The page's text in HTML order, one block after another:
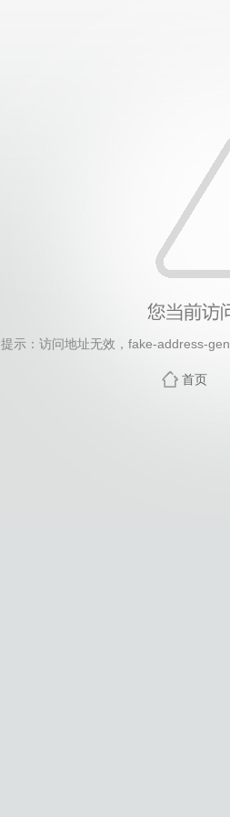
提示：访问地址无效，fake-address-
首页